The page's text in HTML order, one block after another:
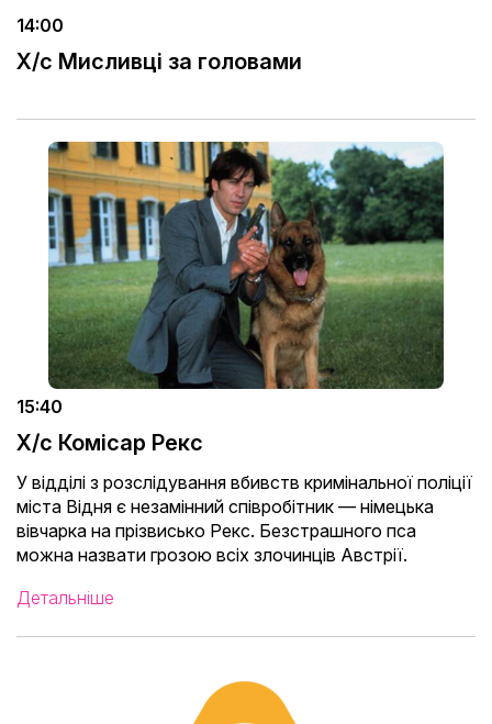
14:00
Х/с Мисливці за головами
15:40
Х/с Комісар Рекс
У відділі з розслідування вбивств кримінальної поліції
міста Відня є незамінний співробітник — німецька
вівчарка на прізвисько Рекс. Безстрашного пса
можна назвати грозою всіх злочинців Австрії.
Детальніше